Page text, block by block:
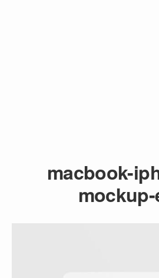
macbook-
mockup-